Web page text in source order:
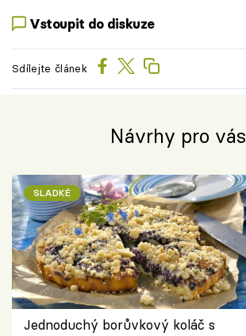
Vstoupit do diskuze
Sdílejte článek
Návrhy pro vás
SLADKÉ
Jednoduchý borůvkový koláč s